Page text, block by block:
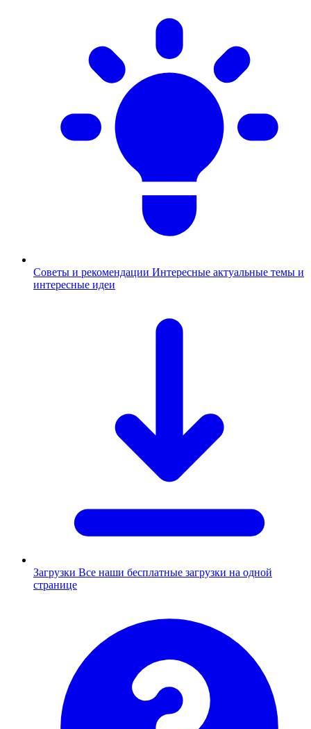
Советы и рекомендации Интересные актуальные темы и
интересные идеи
Загрузки Все наши бесплатные загрузки на одной
странице